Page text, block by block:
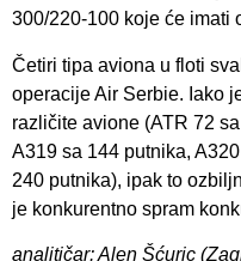
300/220-100 koje će imati
Četiri tipa aviona u floti
operacije Air Serbie. Iako
različite avione (ATR 72
A319 sa 144 putnika,
240 putnika), ipak to
je konkurentno spram
analitičar: Alen Šćuric